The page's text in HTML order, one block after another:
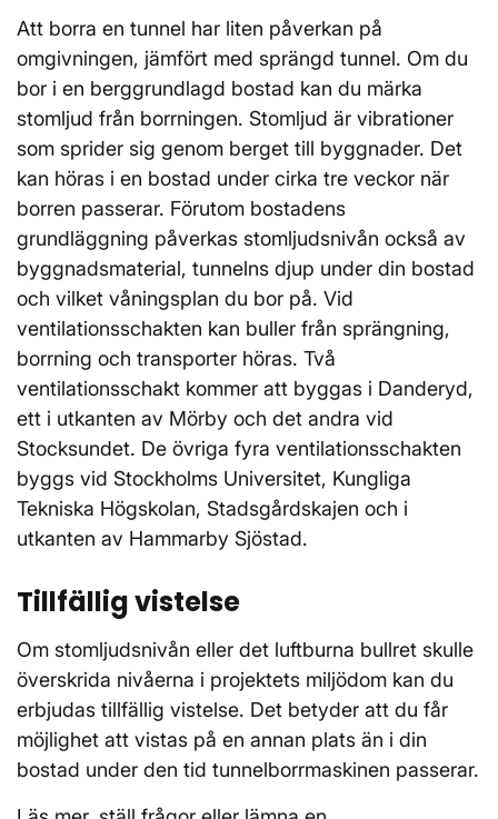
Att borra en tunnel har liten påverkan på
omgivningen, jämfört med sprängd tunnel. Om du
bor i en berggrundlagd bostad kan du märka
stomljud från borrningen. Stomljud är vibrationer
som sprider sig genom berget till byggnader. Det
kan höras i en bostad under cirka tre veckor när
borren passerar. Förutom bostadens
grundläggning påverkas stomljudsnivån också av
byggnadsmaterial, tunnelns djup under din bostad
och vilket våningsplan du bor på. Vid
ventilationsschakten kan buller från sprängning,
borrning och transporter höras. Två
ventilationsschakt kommer att byggas i Danderyd,
ett i utkanten av Mörby och det andra vid
Stocksundet. De övriga fyra ventilationsschakten
byggs vid Stockholms Universitet, Kungliga
Tekniska Högskolan, Stadsgårdskajen och i
utkanten av Hammarby Sjöstad.
Tillfällig vistelse
Om stomljudsnivån eller det luftburna bullret skulle
överskrida nivåerna i projektets miljödom kan du
erbjudas tillfällig vistelse. Det betyder att du får
möjlighet att vistas på en annan plats än i din
bostad under den tid tunnelborrmaskinen passerar.